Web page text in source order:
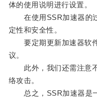
体的使用说明进行设置。
在使用SSR加速器的过
定性和安全性。
要定期更新加速器软件
议。
此外，我们还需注意不
络攻击。
总之，SSR加速器是一